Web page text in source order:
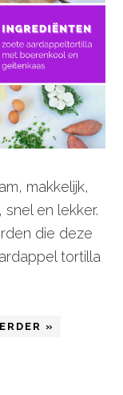
makkelijk,
snel en lekker.
die deze
tortilla
»